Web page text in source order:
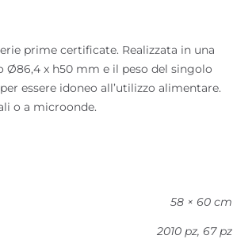
prime certificate. Realizzata in una
Ø86,4 x h50 mm e il peso del singolo
essere idoneo all’utilizzo alimentare.
o a microonde.
58 × 60 cm
2010 pz, 67 pz